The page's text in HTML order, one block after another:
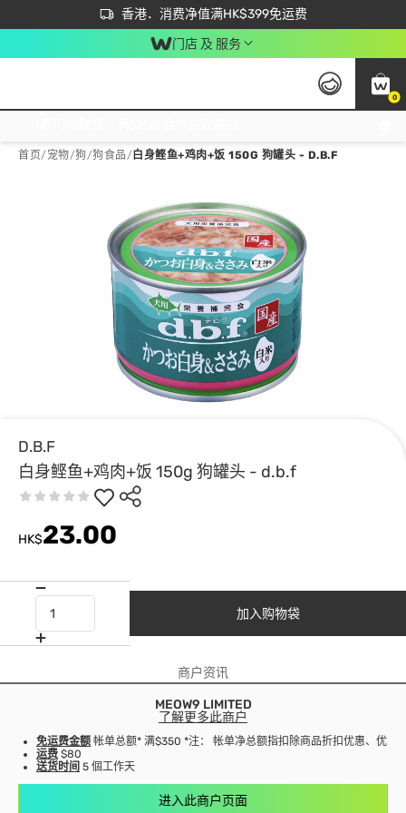
香港．消费净值满HK$399免运费
立即成为易赏钱会员尽享独家优惠
首次APP下单买满$450 输入 NEWAPP 即减$50
门店 及 服务
0
首页/ 宠物/狗/狗食品/ 白身鲣鱼+鸡肉+饭 150G 狗罐头 - D.B.F
D.B.F
白身鲣鱼+鸡肉+饭 150g 狗罐头 - d.b.f
HK$23.00
加入购物袋
商户资讯
MEOW9 LIMITED
了解更多此商户
免运费金额 帐单总额* 满$350 *注： 帐单净总额指扣除商品折扣优惠、优惠
运费 $80
送货时间 5 個工作天
进入此商户页面